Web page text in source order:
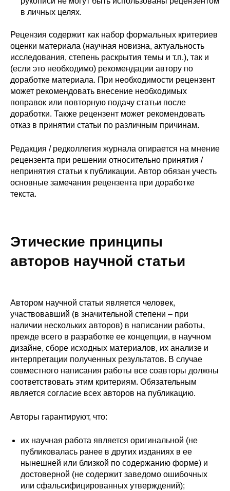
в личных целях.
Рецензия содержит как набор формальных критериев
оценки материала (научная новизна, актуальность
исследования, степень раскрытия темы и т.п.), так и
(если это необходимо) рекомендации автору по
доработке материала. При необходимости рецензент
может рекомендовать внесение необходимых
поправок или повторную подачу статьи после
доработки. Также рецензент может рекомендовать
отказ в принятии статьи по различным причинам.
Редакция / редколлегия журнала опирается на мнение
рецензента при решении относительно принятия /
непринятия статьи к публикации. Автор обязан учесть
основные замечания рецензента при доработке
текста.
Этические принципы
авторов научной статьи
Автором научной статьи является человек,
участвовавший (в значительной степени – при
наличии нескольких авторов) в написании работы,
прежде всего в разработке ее концепции, в научном
дизайне, сборе исходных материалов, их анализе и
интерпретации полученных результатов. В случае
совместного написания работы все соавторы должны
соответствовать этим критериям. Обязательным
является согласие всех авторов на публикацию.
Авторы гарантируют, что:
их научная работа является оригинальной (не
публиковалась ранее в других изданиях в ее
нынешней или близкой по содержанию форме) и
достоверной (не содержит заведомо ошибочных
или сфальсифицированных утверждений);